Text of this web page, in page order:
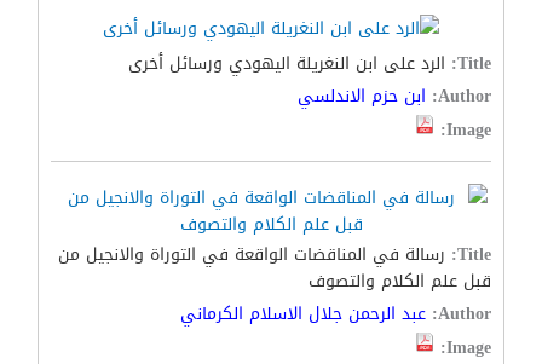
Title: الرد على ابن النغريلة اليهودي ورسائل أخرى
Author: ابن حزم الاندلسي
Image:
Title: رسالة في المناقضات الواقعة في التوراة والانجيل من
قبل علم الكلام والتصوف
Author: عبد الرحمن جلال الاسلام الكرماني
Image: